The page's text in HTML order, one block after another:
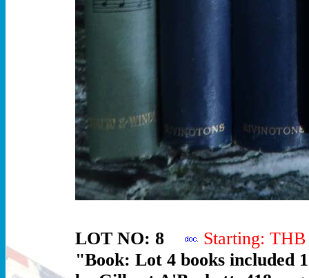
LOT NO: 8
Starting:
"Book: Lot 4 books included